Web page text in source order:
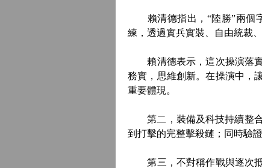
賴清德指出，“陸勝”兩個字
練，透過實兵實裝、自由統裁
賴清德表示，這次操演落實
務實，思維創新。在操演中，
重要體現。
第二，裝備及科技持續整合
到打擊的完整擊殺鏈；同時驗
第三，不對稱作戰與逐次抵